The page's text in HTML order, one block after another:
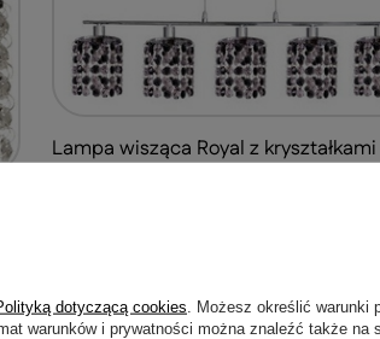
Lampa wisząca Royal z kryształkami
dotyczącą cookies . Możesz określić warunki
warunków i prywatności można znaleźć także na